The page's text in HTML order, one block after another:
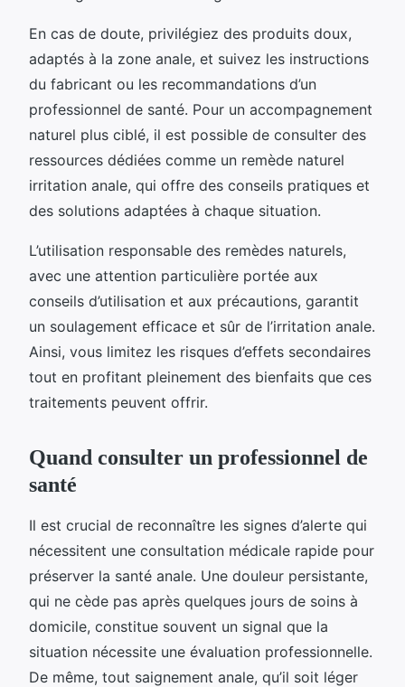
En cas de doute, privilégiez des produits doux,
adaptés à la zone anale, et suivez les instructions
du fabricant ou les recommandations d’un
professionnel de santé. Pour un accompagnement
naturel plus ciblé, il est possible de consulter des
ressources dédiées comme un remède naturel
irritation anale, qui offre des conseils pratiques et
des solutions adaptées à chaque situation.
L’utilisation responsable des remèdes naturels,
avec une attention particulière portée aux
conseils d’utilisation et aux précautions, garantit
un soulagement efficace et sûr de l’irritation anale.
Ainsi, vous limitez les risques d’effets secondaires
tout en profitant pleinement des bienfaits que ces
traitements peuvent offrir.
Quand consulter un professionnel de
santé
Il est crucial de reconnaître les signes d’alerte qui
nécessitent une consultation médicale rapide pour
préserver la santé anale. Une douleur persistante,
qui ne cède pas après quelques jours de soins à
domicile, constitue souvent un signal que la
situation nécessite une évaluation professionnelle.
De même, tout saignement anale, qu’il soit léger